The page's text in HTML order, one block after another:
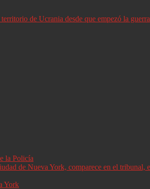
de Ucrania desde que empezó la guerra
la Policía
York